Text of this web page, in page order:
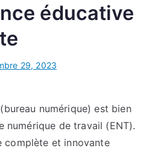
éducative
29, 2023
numérique) est bien
numérique de travail (ENT).
complète et innovante